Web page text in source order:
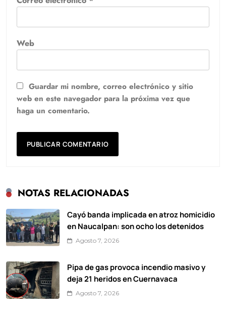
Web
Guardar mi nombre, correo electrónico y sitio
web en este navegador para la próxima vez que
haga un comentario.
NOTAS RELACIONADAS
Cayó banda implicada en atroz homicidio
en Naucalpan: son ocho los detenidos
Agosto 7, 2026
Pipa de gas provoca incendio masivo y
deja 21 heridos en Cuernavaca
Agosto 7, 2026